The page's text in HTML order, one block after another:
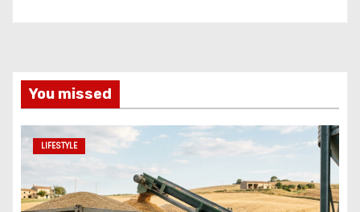
You missed
LIFESTYLE